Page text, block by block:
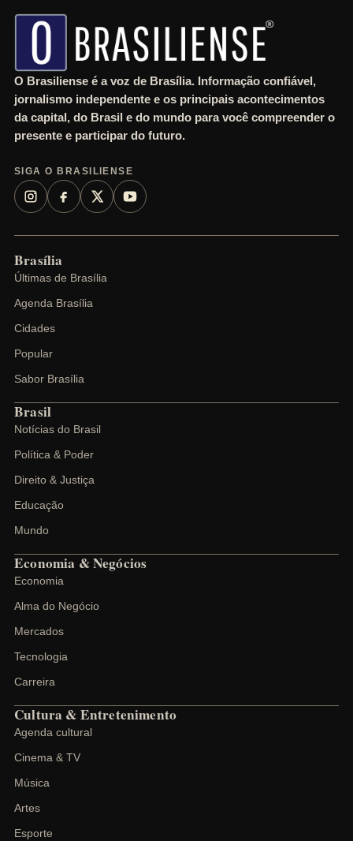
O Brasiliense é a voz de Brasília. Informação confiável,
jornalismo independente e os principais acontecimentos
da capital, do Brasil e do mundo para você compreender o
presente e participar do futuro.
SIGA O BRASILIENSE
Brasília
Últimas de Brasília
Agenda Brasília
Cidades
Popular
Sabor Brasília
Brasil
Notícias do Brasil
Política & Poder
Direito & Justiça
Educação
Mundo
Economia & Negócios
Economia
Alma do Negócio
Mercados
Tecnologia
Carreira
Cultura & Entretenimento
Agenda cultural
Cinema & TV
Música
Artes
Esporte